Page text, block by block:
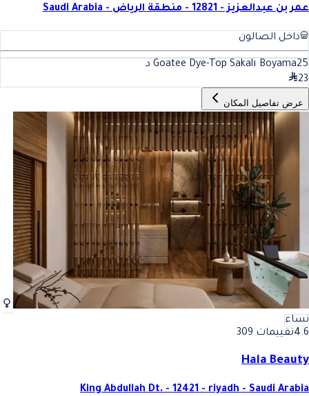
عمر بن عبدالعزيز - 12821 - منطقة الرياض - Saudi Arabia
داخل الصالون
Goatee Dye-Top Sakalı Boyama25
د
23
عرض تفاصيل المكان
نساء
4.6تقييمات 309
Hala Beauty
King Abdullah Dt. - 12421 - riyadh - Saudi Arabia